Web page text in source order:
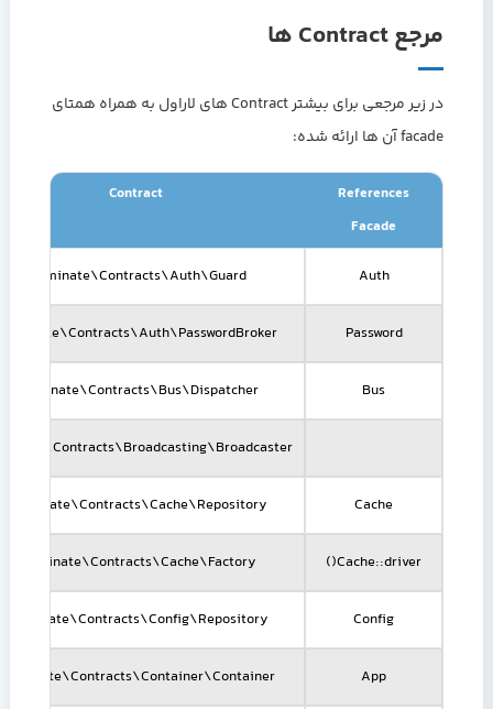
مرجع Contract ها
در زیر مرجعی برای بیشتر Contract های لاراول به همراه همتای
facade آن ها ارائه شده:
References
Facade
Contract
Auth
Illuminate\Contracts\Auth\Guard
Password
Bus
Illuminate\Contracts\Bus\Dispatcher
Cache
Illuminate\Contracts\Cache\Repository
Cache::driver()
Illuminate\Contracts\Cache\Factory
Config
Illuminate\Contracts\Config\Repository
App